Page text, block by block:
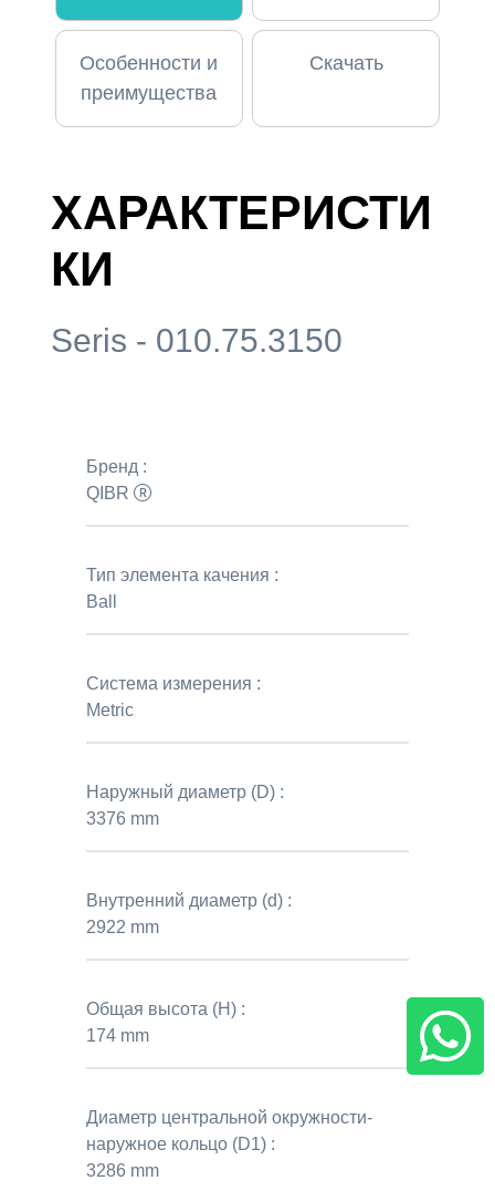
Особенности и
преимущества
Скачать
ХАРАКТЕРИСТИ
КИ
Seris - 010.75.3150
Бренд :
QIBR
Тип элемента качения :
Ball
Система измерения :
Metric
Наружный диаметр (D) :
3376 mm
Внутренний диаметр (d) :
2922 mm
Общая высота (H) :
174 mm
Диаметр центральной окружности-
наружное кольцо (D1) :
3286 mm